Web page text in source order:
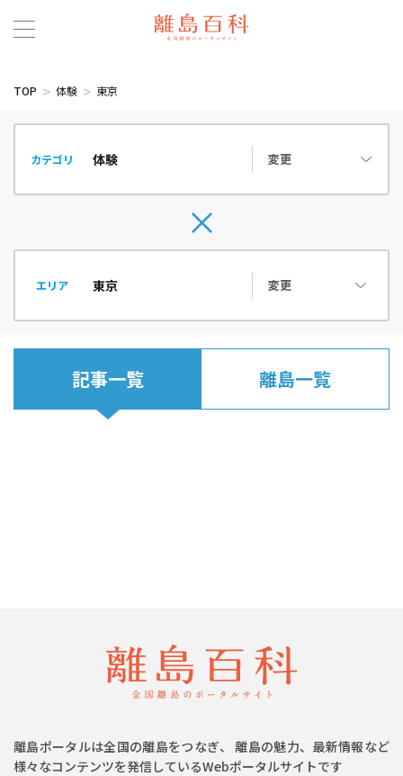
TOP 体験 東京
カテゴリ 変更
エリア 変更
記事一覧 離島一覧
離島ポータルは全国の離島をつなぎ、 離島の魅力、最新情報など
様々なコンテンツを発信しているWebポータルサイトです